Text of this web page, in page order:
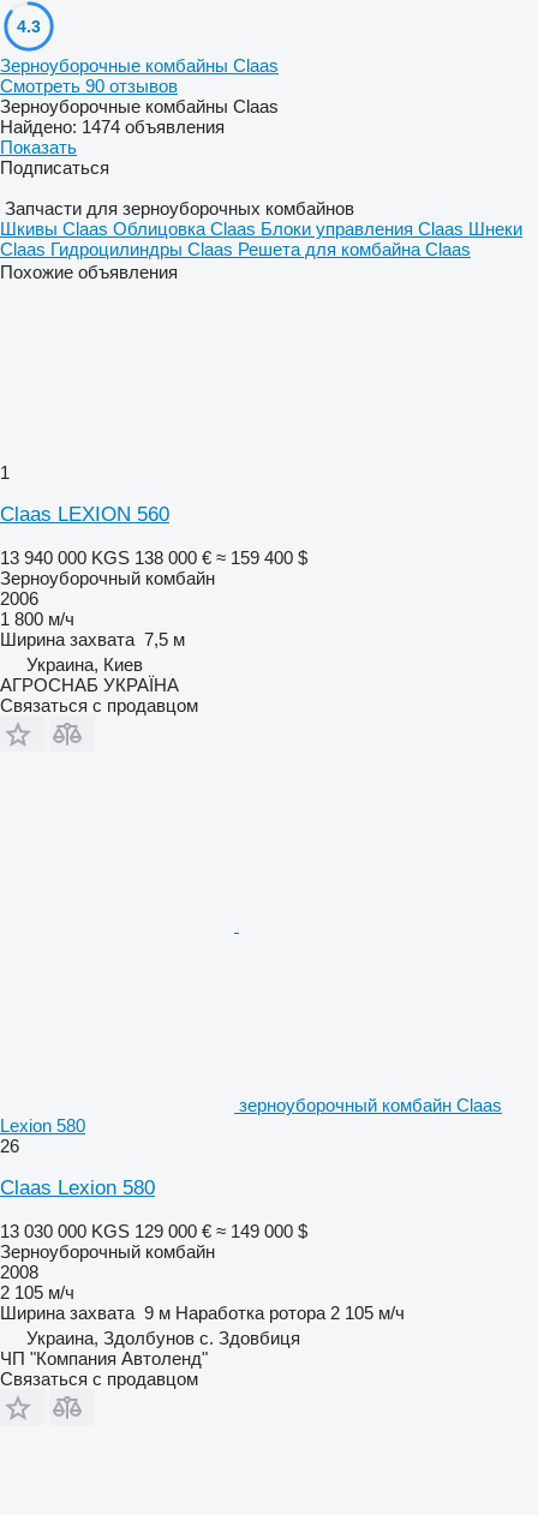
4.3
Зерноуборочные комбайны Claas
Смотреть 90 отзывов
Зерноуборочные комбайны Claas
Найдено: 1474 объявления
Показать
Подписаться
Запчасти для зерноуборочных комбайнов
Шкивы Claas Облицовка Claas Блоки управления Claas Шнеки
Claas Гидроцилиндры Claas Решета для комбайна Claas
Похожие объявления
1
Claas LEXION 560
13 940 000 KGS 138 000 € ≈ 159 400 $
Зерноуборочный комбайн
2006
1 800 м/ч
Ширина захвата 7,5 м
Украина, Киев
АГРОСНАБ УКРАЇНА
Связаться с продавцом
зерноуборочный комбайн Claas
Lexion 580
26
Claas Lexion 580
13 030 000 KGS 129 000 € ≈ 149 000 $
Зерноуборочный комбайн
2008
2 105 м/ч
Ширина захвата 9 м Наработка ротора 2 105 м/ч
Украина, Здолбунов с. Здовбиця
ЧП "Компания Автоленд"
Связаться с продавцом